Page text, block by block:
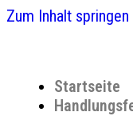
Zum Inhalt springen
Startseite